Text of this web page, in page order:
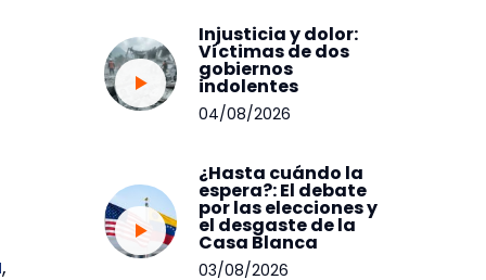
,
Injusticia y dolor:
Víctimas de dos
gobiernos
indolentes
04/08/2026
¿Hasta cuándo la
espera?: El debate
por las elecciones y
el desgaste de la
Casa Blanca
03/08/2026